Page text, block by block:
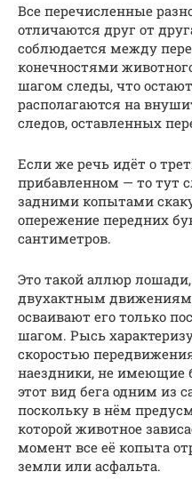
Все перечисленные
отличаются друг от
соблюдается между
конечностями
шагом следы, что
располагаются на
следов, оставленных
Если же речь идёт о
прибавленном — то тут
задними копытами
опережение передних
сантиметров.
Это такой аллюр
двухактным
осваивают его только
шагом. Рысь
скоростью
наездники, не имеющие
этот вид бега одним из
поскольку в нём
которой животное
момент все её копыта
земли или асфальта.